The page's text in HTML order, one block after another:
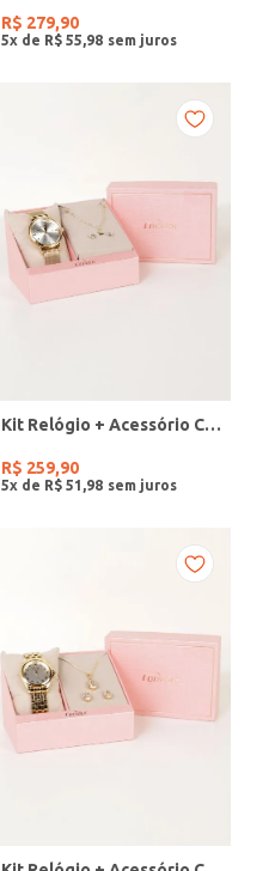
R$ 279,90
5x de R$ 55 98
Kit Relógio + Acessório Condor Feminino DOURADO
R$ 259,90
5x de R$ 51 98